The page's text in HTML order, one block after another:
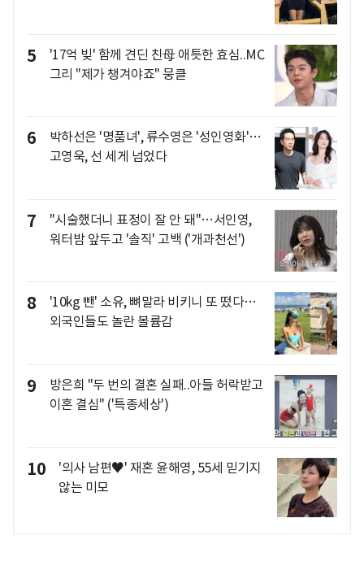
5
'17억 빚' 함께 견딘 친母 애틋한 효심..MC
그리 "제가 챙겨야죠" 뭉클
6
박하선은 '명품녀', 류수영은 '성인영화'…
고영욱, 선 세게 넘었다
7
"시술했더니 표정이 잘 안 돼"…서인영,
워터밤 앞두고 '솔직' 고백 ('개과천선')
8
'10kg 뺀' 소유, 뼈말라 비키니 또 떴다…
외국인들도 놀란 볼륨감
9
방은희 "두 번의 결혼 실패..아들 허락받고
이혼 결심" ('특종세상')
10
'의사 남편♥' 재혼 윤해영, 55세 믿기지
않는 미모